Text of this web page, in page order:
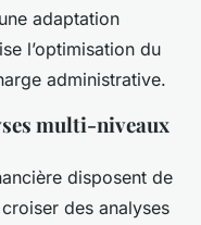
adaptation
l’optimisation du
administrative.
multi-niveaux
disposent de
des analyses